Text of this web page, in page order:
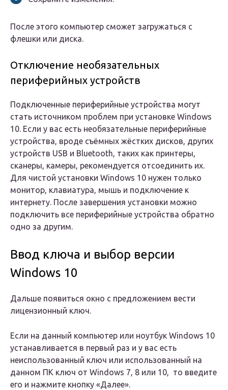
После этого компьютер сможет загружаться с
флешки или диска.
Отключение необязательных
периферийных устройств
Подключенные периферийные устройства могут
стать источником проблем при установке Windows
10. Если у вас есть необязательные периферийные
устройства, вроде съёмных жёстких дисков, других
устройств USB и Bluetooth, таких как принтеры,
сканеры, камеры, рекомендуется отсоединить их.
Для чистой установки Windows 10 нужен только
монитор, клавиатура, мышь и подключение к
интернету. После завершения установки можно
подключить все периферийные устройства обратно
одно за другим.
Ввод ключа и выбор версии
Windows 10
Дальше появиться окно с предложением вести
лицензионный ключ.
Если на данный компьютер или ноутбук Windows 10
устанавливается в первый раз и у вас есть
неиспользованный ключ или использованный на
данном ПК ключ от Windows 7, 8 или 10, то введите
его и нажмите кнопку «Далее».